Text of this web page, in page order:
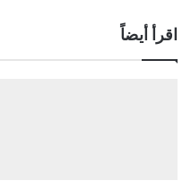
اقرأ أيضاً